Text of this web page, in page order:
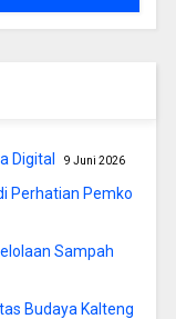
Digital 9 Juni 2026
Perhatian Pemko
Sampah
Budaya Kalteng